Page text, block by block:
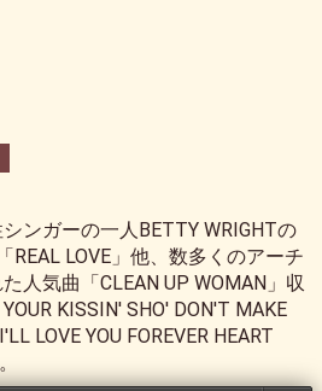
ンガーの一人BETTY WRIGHTの
REAL LOVE」他、数多くのアーチ
人気曲「CLEAN UP WOMAN」収
KISSIN' SHO' DON'T MAKE
LOVE YOU FOREVER HEART